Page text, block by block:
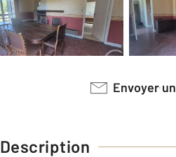
Envoyer
Description